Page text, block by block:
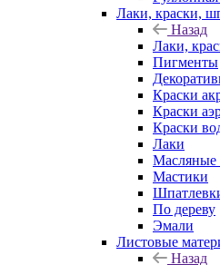
Лаки, краски,
Назад
Лаки,
Пигменты
Краски
Краски
Краски
Лаки
Масляные
Мастики
По дереву
Эмали
Листовые
Назад